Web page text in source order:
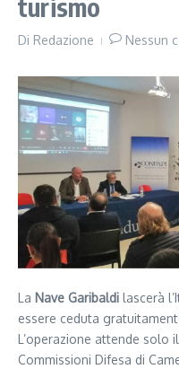
turismo
Di Redazione Nessun
La Nave Garibaldi lascerà
essere ceduta
L’operazione attende solo
Commissioni Difesa di